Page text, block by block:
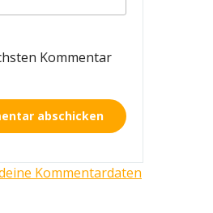
Kommentar
Kommentardaten